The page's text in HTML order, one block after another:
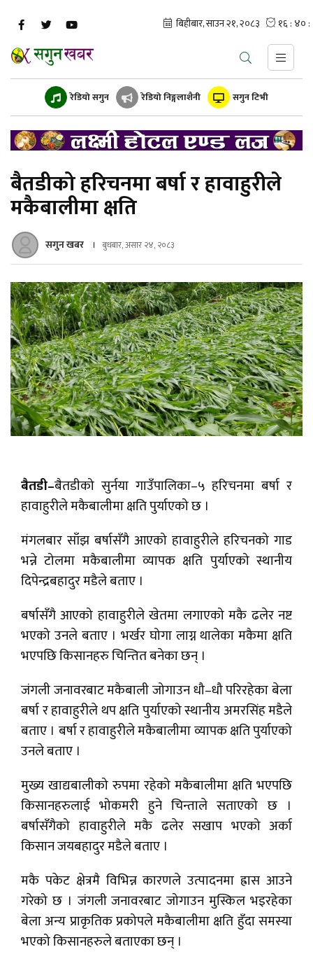
रेडियो सगुन रेडियो निङ्गलाशैनी सगुन टिभी
बैतडीको हरिचनमा बर्षा र हावाहुरीले
मकैबालीमा क्षति
सगुन खबर बुधबार, असार २४, २०८३
बैतडी–बैतडीको सुर्नया गाउँपालिका–५ हरिचनमा बर्षा र
हावाहुरीले मकैबालीमा क्षति पुर्याएको छ ।
मंगलबार साँझ बर्षासँगै आएको हावाहुरीले हरिचनको गाड
भन्ने टोलमा मकैबालीमा व्यापक क्षति पुर्याएको स्थानीय
दिपेन्द्रबहादुर मडैले बताए ।
बर्षासँगै आएको हावाहुरीले खेतमा लगाएको मकै ढलेर नष्ट
भएको उनले बताए । भर्खर घोगा लाग्न थालेका मकैमा क्षति
भएपछि किसानहरु चिन्तित बनेका छन् ।
जंगली जनावरबाट मकैबाली जोगाउन धौ–धौ परिरहेका बेला
बर्षा र हावाहुरीले थप क्षति पुर्याएको स्थानीय अमरसिंह मडैले
बताए । बर्षा र हावाहुरीले मकैबालीमा व्यापक क्षति पुर्याएको
उनले बताए ।
मुख्य खाद्यबालीको रुपमा रहेको मकैबालीमा क्षति भएपछि
किसानहरुलाई भोकमरी हुने चिन्ताले सताएको छ ।
बर्षासँगैको हावाहुरीले मकै ढलेर सखाप भएको अर्का
किसान जयबहादुर मडैले बताए ।
मकै पकेट क्षेत्रमै विभिन्न कारणले उत्पादनमा ह्रास आउने
गरेको छ । जंगली जनावरबाट जोगाउन मुस्किल भइरहेका
बेला अन्य प्राकृतिक प्रकोपले मकैबालीमा क्षति हुँदा समस्या
भएको किसानहरुले बताएका छन् ।